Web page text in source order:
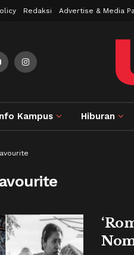
Redaksi Advertise & Media
Kampus Hiburan